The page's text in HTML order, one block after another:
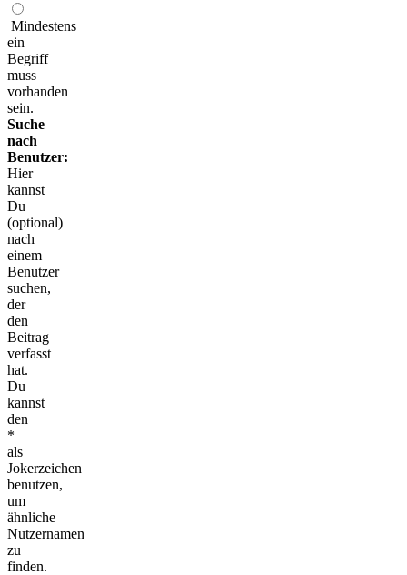
Mindestens
ein
Begriff
muss
vorhanden
sein.
Suche
nach
Benutzer:
Hier
kannst
Du
(optional)
nach
einem
Benutzer
suchen,
der
den
Beitrag
verfasst
hat.
Du
kannst
den
*
als
Jokerzeichen
benutzen,
um
ähnliche
Nutzernamen
zu
finden.